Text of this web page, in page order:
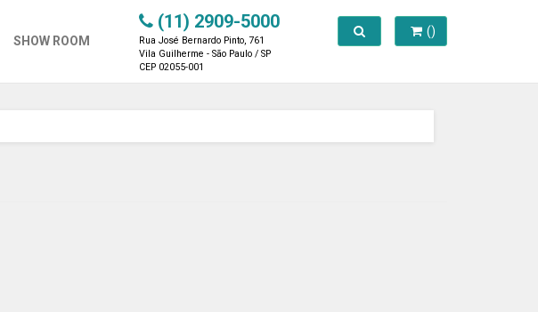
SHOW ROOM
(11) 2909-5000
Rua José Bernardo Pinto, 761
Vila Guilherme - São Paulo / SP
CEP 02055-001
()
Toggle search